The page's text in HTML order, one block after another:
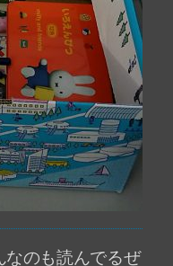
なのも読んでるぜ